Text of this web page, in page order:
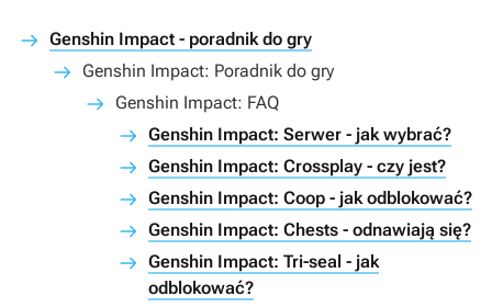
Genshin Impact - poradnik do gry
Genshin Impact: Poradnik do gry
Genshin Impact: FAQ
Genshin Impact: Serwer - jak wybrać?
Genshin Impact: Crossplay - czy jest?
Genshin Impact: Coop - jak odblokować?
Genshin Impact: Chests - odnawiają się?
Genshin Impact: Tri-seal - jak
odblokować?